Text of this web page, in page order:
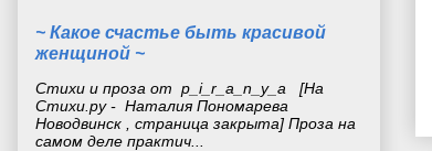
~ Какое счастье быть красивой
женщиной ~
Стихи и проза от p_i_r_a_n_y_a [На
Стихи.ру - Наталия Пономарева
Новодвинск , страница закрыта] Проза на
самом деле практич...